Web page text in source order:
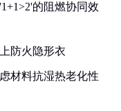
的阻燃协同效
防火隐形衣
材料抗湿热老化性